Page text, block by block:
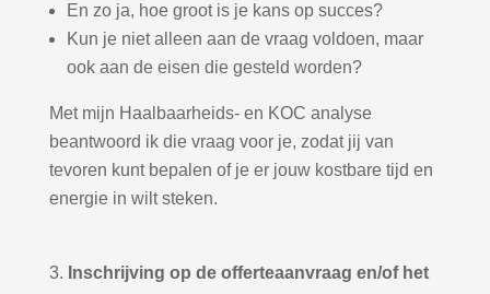
En zo ja, hoe groot is je kans op succes?
Kun je niet alleen aan de vraag voldoen, maar
ook aan de eisen die gesteld worden?
Met mijn Haalbaarheids- en KOC analyse
beantwoord ik die vraag voor je, zodat jij van
tevoren kunt bepalen of je er jouw kostbare tijd en
energie in wilt steken.
Inschrijving op de offerteaanvraag en/of het